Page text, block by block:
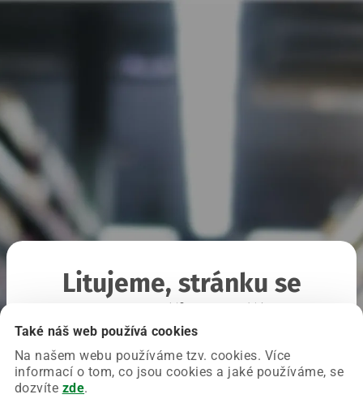
Také náš web používá cookies
Na našem webu používáme tzv. cookies. Více
informací o tom, co jsou cookies a jaké používáme, se
dozvíte zde.
Litujeme, stránku se
Chyba nastala na naší straně a už ji opravujeme.
Zkuste prosím znovu načíst požadovanou stránku.